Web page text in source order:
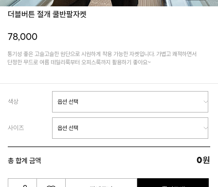
더블버튼 절개 쿨반팔자켓
78,000
통기성 좋은 고슬고슬한 원단으로 시원하게 착용 가능한 자켓입니다. 가볍고 쾌적하면서
단정한 무드로 여름 데일리룩부터 오피스룩까지 활용하기 좋아요~
색상
사이즈
총 합계 금액 0원